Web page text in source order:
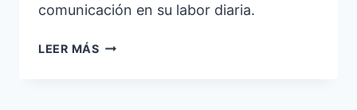
comunicación en su labor diaria.
LEER MÁSAPUNTES